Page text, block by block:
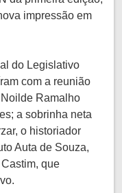
impressão em
do Legislativo
com a reunião
Ramalho
a sobrinha neta
o historiador
Auta de Souza,
que